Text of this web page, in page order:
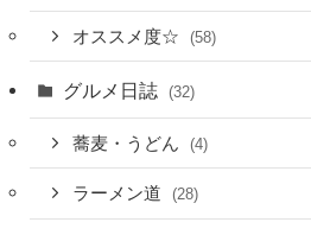
オススメ度☆ (58)
グルメ日誌 (32)
蕎麦・うどん (4)
ラーメン道 (28)